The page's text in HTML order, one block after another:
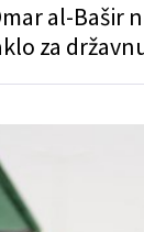
al-Bašir
za